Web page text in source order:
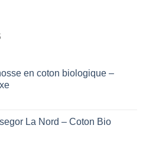
en coton biologique –
La Nord – Coton Bio